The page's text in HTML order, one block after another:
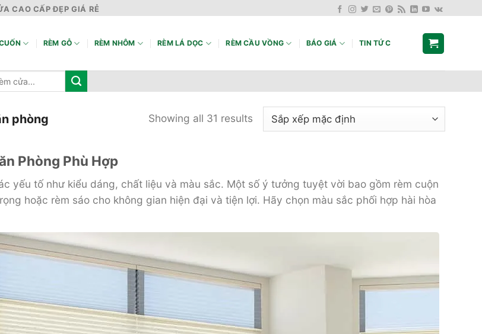
CAO CẤP ĐẸP GIÁ RẺ
RÈM GỖ RÈM NHÔM RÈM LÁ DỌC RÈM CẦU VỒNG BÁO GIÁ TIN TỨC
phòng Showing all 31 results
Phòng Phù Hợp
yếu tố như kiểu dáng, chất liệu và màu sắc. Một số ý tưởng tuyệt vời bao gồm rèm cuộn
hoặc rèm sáo cho không gian hiện đại và tiện lợi. Hãy chọn màu sắc phối hợp hài hòa